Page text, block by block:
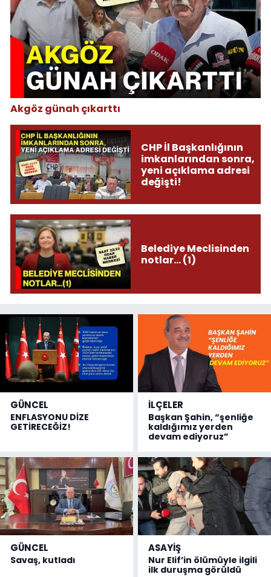
Akgöz günah çıkarttı
CHP İl Başkanlığının
imkanlarından sonra,
yeni açıklama adresi
değişti!
Belediye Meclisinden
notlar... (1)
GÜNCEL
ENFLASYONU DİZE
GETİRECEĞİZ!
İLÇELER
Başkan Şahin, “şenliğe
kaldığımız yerden
devam ediyoruz”
GÜNCEL
Savaş, kutladı
ASAYİŞ
Nur Elif’in ölümüyle ilgili
ilk duruşma görüldü